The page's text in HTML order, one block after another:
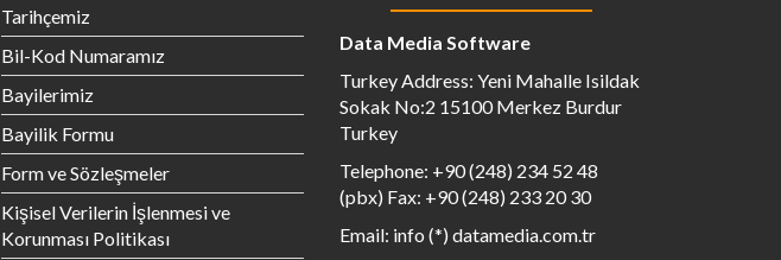
Tarihçemiz
Bil-Kod Numaramız
Bayilerimiz
Bayilik Formu
Form ve Sözleşmeler
Kişisel Verilerin İşlenmesi ve
Korunması Politikası
Data Media Software
Turkey Address: Yeni Mahalle Isildak
Sokak No:2 15100 Merkez Burdur
Turkey
Telephone: +90 (248) 234 52 48
(pbx) Fax: +90 (248) 233 20 30
Email: info (*) datamedia.com.tr